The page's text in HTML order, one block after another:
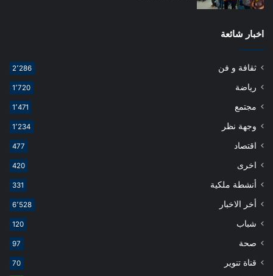
اخبار شائعة
ثقافة و فن 2٬286
رياضة 1٬720
مجتمع 1٬471
وجهة نظر 1٬234
اقتصاد 477
اخرى 420
أنشطة ملكية 331
أخر الاخبار 6٬528
شباب 120
صحة 97
قناة تنوير 70